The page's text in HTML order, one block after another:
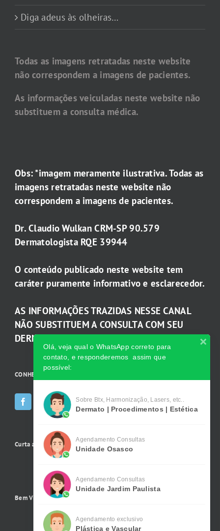
Diga adeus às olheiras…
Todas as imagens retratadas neste website
não correspondem a imagens de pacientes.
As informações veiculadas neste website não
substituem a consulta médica.
Obs: *imagem meramente ilustrativa. Todas as
imagens retratadas neste website não
correspondem a imagens de pacientes.
Dr. Claudio Wulkan CRM-SP 90.579
Dermatologista RQE 39944
O conteúdo publicado neste website tem
caráter puramente informativo e esclarecedor.
AS INFORMAÇÕES TRAZIDAS NESSE CANAL
NÃO SUBSTITUEM A CONSULTA COM SEU
DERMATOLOGISTA.
CONHEÇA AS INCRÍVEIS Redes Sociais da Clínica
Curta a gente no Facebook
Bem Vindo !
Olá, veja qual o WhatsApp correto para
contato, e responderemos assim que
possível:
Sobre Btx, Harmonização, Lasers, etc..
Dermato | Procedimentos | Estética
Agendamento Consultas
Unidade Osasco
Agendamento Consultas
Unidade Jardim Paulista
Agendamento exclusivo
Plástica e Vascular